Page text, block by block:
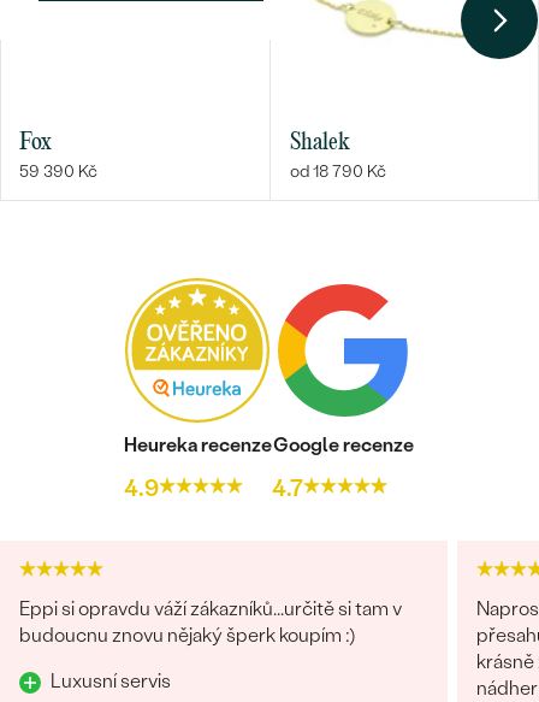
Fox
59 390 Kč
Shalek
od 18 790 Kč
Heureka recenze
4.9
Google recenze
4.7
Eppi si opravdu váží zákazníků...určitě si tam v
budoucnu znovu nějaký šperk koupím :)
Luxusní servis
krásně